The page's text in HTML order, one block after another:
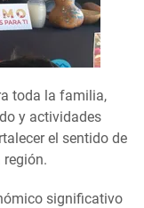
toda la familia,
y actividades
el sentido de
significativo